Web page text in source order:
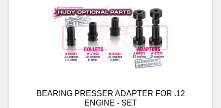
BEARING PRESSER ADAPTER FOR .12
ENGINE - SET